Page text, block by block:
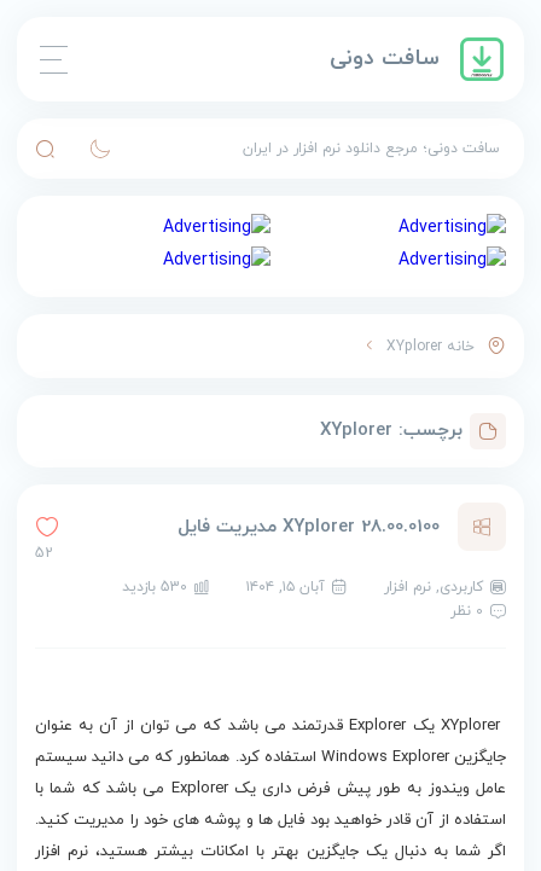
سافت دونی
سافت دونی؛ مرجع دانلود نرم افزار در ایران
خانه XYplorer
برچسب: XYplorer
XYplorer 28.00.0100 مدیریت فایل
52
کاربردی, نرم افزار آبان ۱۵, ۱۴۰۴
530 بازدید
0 نظر
XYplorer یک Explorer قدرتمند می باشد که می توان از آن به عنوان
جایگزین Windows Explorer استفاده کرد. همانطور که می دانید سیستم
عامل ویندوز به طور پیش فرض داری یک Explorer می باشد که شما با
استفاده از آن قادر خواهید بود فایل ها و پوشه های خود را مدیریت کنید.
اگر شما به دنبال یک جایگزین بهتر با امکانات بیشتر هستید، نرم افزار